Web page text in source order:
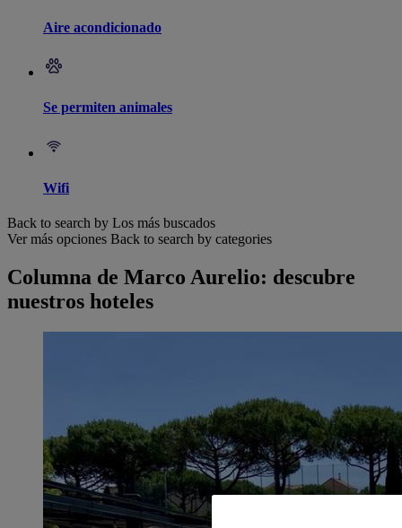
Aire acondicionado
Se permiten animales
Wifi
Back to search by Los más buscados
Ver más opciones Back to search by categories
Columna de Marco Aurelio: descubre
nuestros hoteles